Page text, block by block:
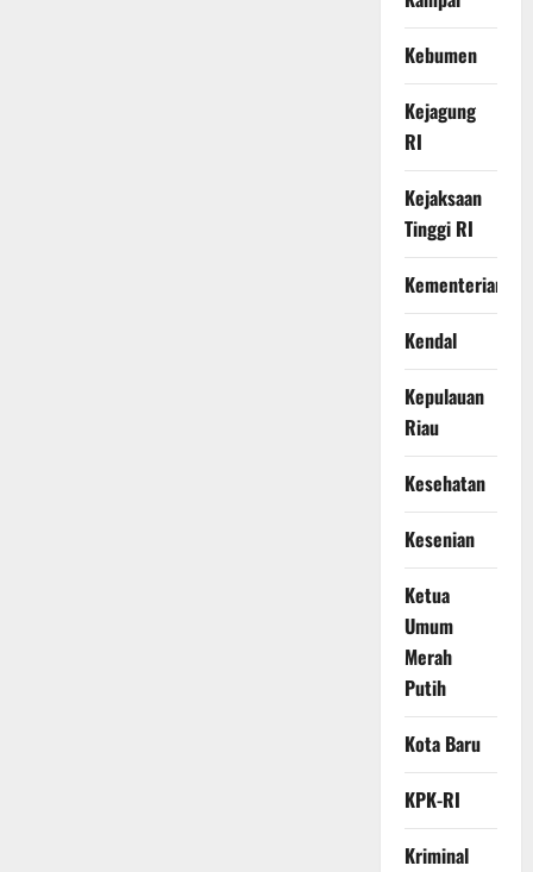
Kebumen
Kejagung
RI
Kejaksaan
Tinggi RI
Kementerian
Kendal
Kepulauan
Riau
Kesehatan
Kesenian
Ketua
Umum
Merah
Putih
Kota Baru
KPK-RI
Kriminal